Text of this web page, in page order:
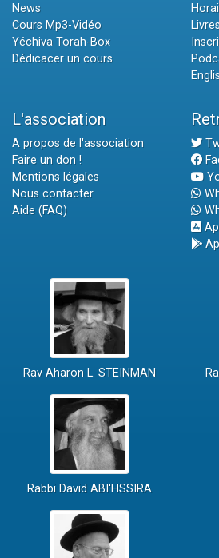
News
Cours Mp3-Vidéo
Yéchiva Torah-Box
Dédicacer un cours
L'association
A propos de l'association
Faire un don !
Mentions légales
Nous contacter
Aide (FAQ)
Rav Aharon L. STEINMAN
Rabbi David ABI'HSSIRA